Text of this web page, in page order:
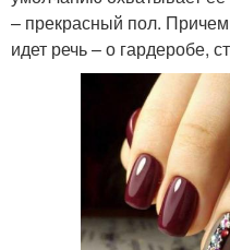
– прекрасный пол.
идет речь – о гардеробе,